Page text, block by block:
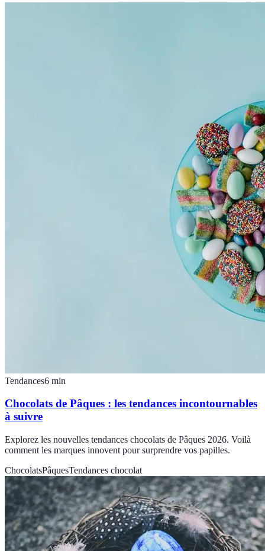
Tendances6 min
Chocolats de Pâques : les tendances incontournables
à suivre
Explorez les nouvelles tendances chocolats de Pâques 2026. Voilà
comment les marques innovent pour surprendre vos papilles.
ChocolatsPâquesTendances chocolat